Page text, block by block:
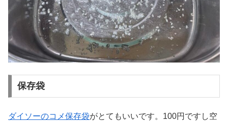
保存袋
ダイソーのコメ保存袋がとてもいいです。100円ですし空